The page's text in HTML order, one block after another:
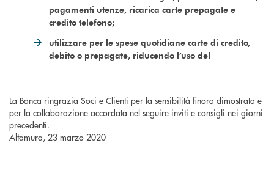
pagamenti utenze, ricarica carte prepagate e
credito telefono;
utilizzare per le spese quotidiane carte di credito,
debito o prepagate, riducendo l’uso del
La Banca ringrazia Soci e Clienti per la sensibilità finora dimostrata e
per la collaborazione accordata nel seguire inviti e consigli nei giorni
precedenti.
Altamura, 23 marzo 2020